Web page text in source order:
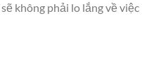
không phải lo lắng về việc